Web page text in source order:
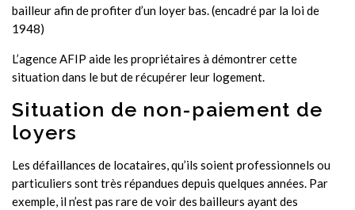
bailleur afin de profiter d’un loyer bas. (encadré par la loi de
1948)
L’agence AFIP aide les propriétaires à démontrer cette
situation dans le but de récupérer leur logement.
Situation de non-paiement de
loyers
Les défaillances de locataires, qu’ils soient professionnels ou
particuliers sont très répandues depuis quelques années. Par
exemple, il n’est pas rare de voir des bailleurs ayant des